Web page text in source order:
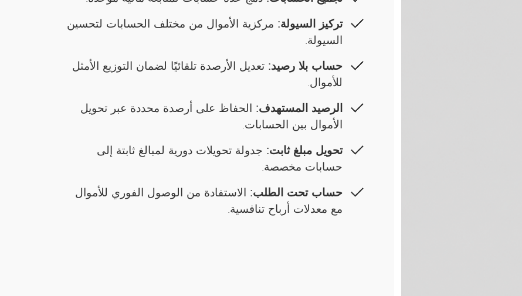
تركيز السيولة: مركزية الأموال من مختلف الحسابات لتحسين
السيولة.
حساب بلا رصيد: تعديل الأرصدة تلقائيًا لضمان التوزيع الأمثل
للأموال.
الرصيد المستهدف:
الحفاظ على أرصدة محددة عبر تحويل
الأموال بين الحسابات.
تحويل مبلغ ثابت: جدولة تحويلات دورية لمبالغ ثابتة إلى
حسابات مخصصة.
حساب تحت الطلب:
الاستفادة من الوصول الفوري للأموال
مع معدلات أرباح تنافسية.